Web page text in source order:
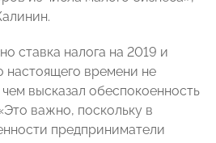
ставка налога на 2019 и
времени не
чем высказал обеспокоенность
важно, поскольку в
предприниматели